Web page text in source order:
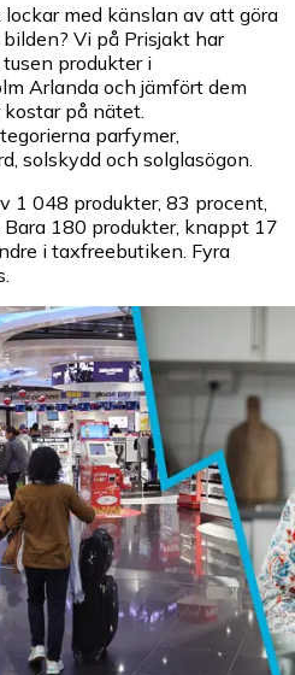
med känslan av att göra
Vi på Prisjakt har
produkter i
Arlanda och jämfört dem
på nätet.
parfymer,
solskydd och solglasögon.
1 048 produkter, 83 procent,
180 produkter, knappt 17
i taxfreebutiken. Fyra